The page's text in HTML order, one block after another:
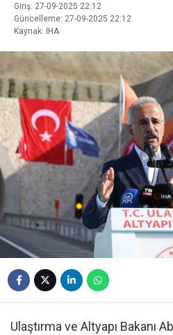
Giriş: 27-09-2025 22:12
Güncelleme: 27-09-2025 22:12
Kaynak: İHA
Ulaştırma ve Altyapı Bakanı